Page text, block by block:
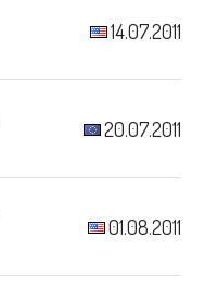
14.07.2011
20.07.2011
01.08.2011